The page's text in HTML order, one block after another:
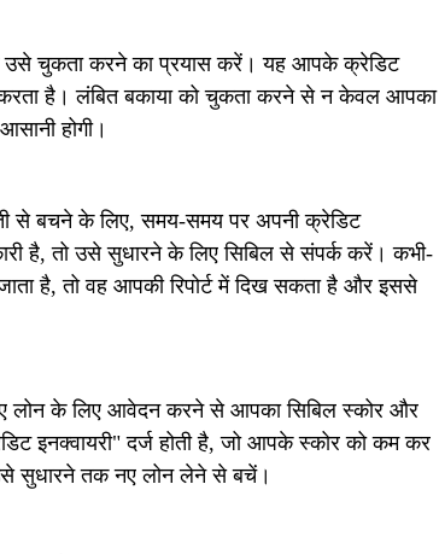
उसे चुकता करने का प्रयास करें। यह आपके क्रेडिट
है। लंबित बकाया को चुकता करने से न केवल आपका
होगी।
से बचने के लिए, समय-समय पर अपनी क्रेडिट
है, तो उसे सुधारने के लिए सिबिल से संपर्क करें। कभी-
है, तो वह आपकी रिपोर्ट में दिख सकता है और इससे
लोन के लिए आवेदन करने से आपका सिबिल स्कोर और
इनक्वायरी" दर्ज होती है, जो आपके स्कोर को कम कर
सुधारने तक नए लोन लेने से बचें।